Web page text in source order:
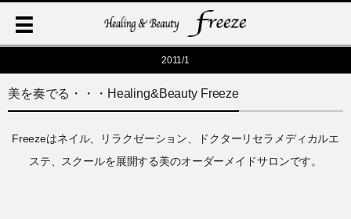
2011/1
美を奏でる・・・Healing&Beauty Freeze
Freezeはネイル、リラクゼーション、ドクターリセラメディカルエ
ステ、スクールを展開する美のオーダーメイドサロンです。